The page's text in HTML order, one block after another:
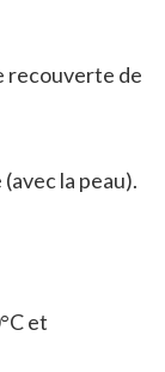
recouverte de
la peau).
et